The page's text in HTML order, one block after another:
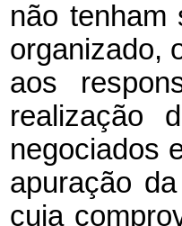
não tenham
organizado,
aos
realização
negociados
apuração
cuja